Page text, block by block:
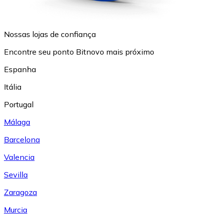
Nossas lojas de confiança
Encontre seu ponto Bitnovo mais próximo
Espanha
Itália
Portugal
Málaga
Barcelona
Valencia
Sevilla
Zaragoza
Murcia